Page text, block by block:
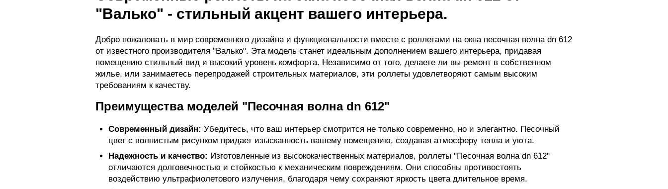
"Валько" - стильный акцент вашего интерьера.
Добро пожаловать в мир современного дизайна и функциональности вместе с роллетами на окна песочная волна dn 612
от известного производителя "Валько". Эта модель станет идеальным дополнением вашего интерьера, придавая
помещению стильный вид и высокий уровень комфорта. Независимо от того, делаете ли вы ремонт в собственном
жилье, или занимаетесь перепродажей строительных материалов, эти роллеты удовлетворяют самым высоким
требованиям к качеству.
Преимущества моделей "Песочная волна dn 612"
Современный дизайн: Убедитесь, что ваш интерьер смотрится не только современно, но и элегантно. Песочный
цвет с волнистым рисунком придает изысканность вашему помещению, создавая атмосферу тепла и уюта.
Надежность и качество: Изготовленные из высококачественных материалов, роллеты "Песочная волна dn 612"
отличаются долговечностью и стойкостью к механическим повреждениям. Они способны противостоять
воздействию ультрафиолетового излучения, благодаря чему сохраняют яркость цвета длительное время.